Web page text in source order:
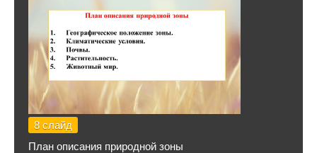
8 слайд
План описания природной зоны